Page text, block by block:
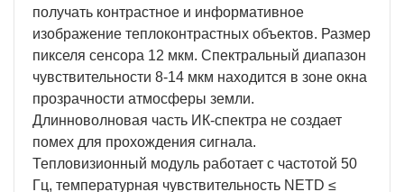
получать контрастное и информативное
изображение теплоконтрастных объектов. Размер
пикселя сенсора 12 мкм. Спектральный диапазон
чувствительности 8-14 мкм находится в зоне окна
прозрачности атмосферы земли.
Длинноволновая часть ИК-спектра не создает
помех для прохождения сигнала.
Тепловизионный модуль работает с частотой 50
Гц, температурная чувствительность NETD ≤